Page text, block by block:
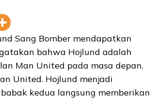
Sang Bomber mendapatkan
bahwa Hojlund adalah
Man United pada masa depan.
United. Hojlund menjadi
kedua langsung memberikan